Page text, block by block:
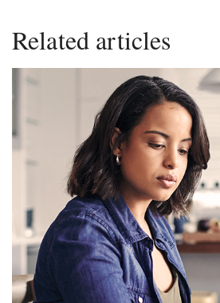
Related articles